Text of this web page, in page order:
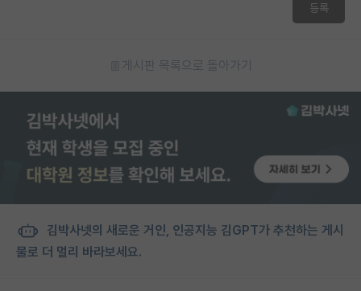
등록
게시판 목록으로 돌아가기
김박사넷의 새로운 거인, 인공지능 김GPT가 추천하는 게시
물로 더 멀리 바라보세요.